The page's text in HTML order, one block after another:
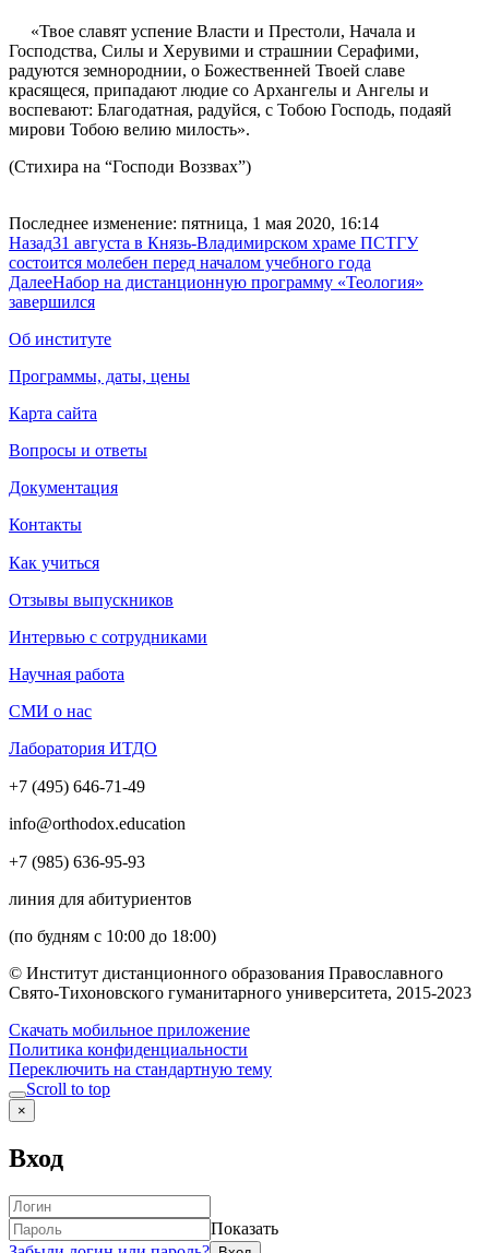
«Твое славят успение Власти и Престоли, Начала и
Господства, Силы и Херувими и страшнии Серафими,
радуются земнороднии, о Божественней Твоей славе
красящеся, припадают людие со Архангелы и Ангелы и
воспевают: Благодатная, радуйся, с Тобою Господь, подаяй
мирови Тобою велию милость».
(Стихира на “Господи Воззвах”)
Последнее изменение: пятница, 1 мая 2020, 16:14
Назад31 августа в Князь-Владимирском храме ПСТГУ
состоится молебен перед началом учебного года
ДалееНабор на дистанционную программу «Теология»
завершился
Об институте
Программы, даты, цены
Карта сайта
Вопросы и ответы
Документация
Контакты
Как учиться
Отзывы выпускников
Интервью с сотрудниками
Научная работа
СМИ о нас
Лаборатория ИТДО
+7 (495) 646-71-49
info@orthodox.education
+7 (985) 636-95-93
линия для абитуриентов
(по будням с 10:00 до 18:00)
© Институт дистанционного образования Православного
Свято-Тихоновского гуманитарного университета, 2015-2023
Скачать мобильное приложение
Политика конфиденциальности
Переключить на стандартную тему
Scroll to top
×
Вход
Показать